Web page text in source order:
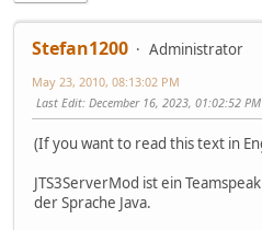
Stefan1200 Administrator
May 23, 2010, 08:13:02 PM
Last Edit: December 16, 2023, 01:02:52
(If you want to read this text in
JTS3ServerMod ist ein
der Sprache Java.